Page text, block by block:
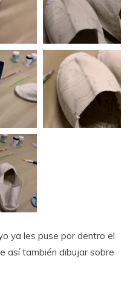
ya les puse por dentro el
así también dibujar sobre